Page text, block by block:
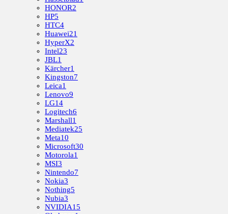
HONOR2
HP5
HTC4
Huawei21
HyperX2
Intel23
JBL1
Kärcher1
Kingston7
Leica1
Lenovo9
LG14
Logitech6
Marshall1
Mediatek25
Meta10
Microsoft30
Motorola1
MSI3
Nintendo7
Nokia3
Nothing5
Nubia3
NVIDIA15